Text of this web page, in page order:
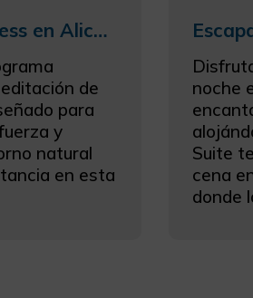
Retiro yoga wellness en Alicante
de
para
y
natural
en esta
noche
Suite
cena
donde